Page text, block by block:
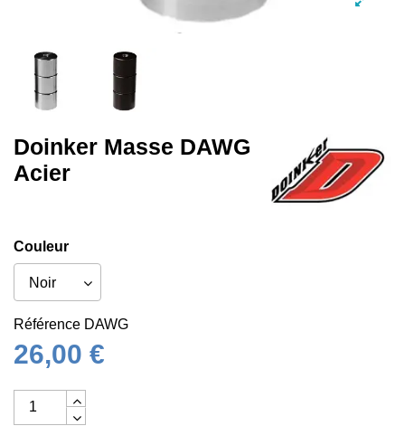
Doinker Masse DAWG
Acier
Couleur
Référence DAWG
26,00 €